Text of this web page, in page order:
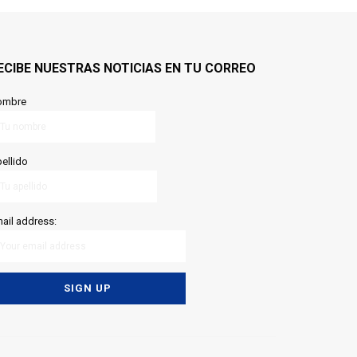
NUESTRAS NOTICIAS EN TU CORREO
address: